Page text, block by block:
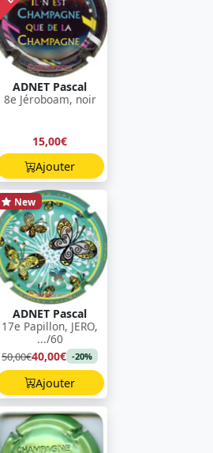
ADNET Pascal
8e Jéroboam, noir
15,00€
Ajouter
New
ADNET Pascal
17e Papillon, JERO,
.../60
50,00€40,00€ -20%
Ajouter